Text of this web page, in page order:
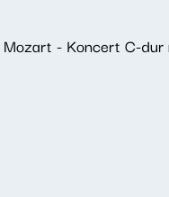
Mozart - Koncert C-dur